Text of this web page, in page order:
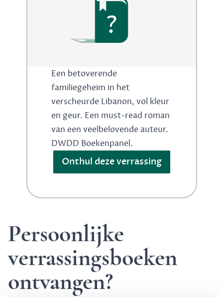
?
Een betoverende
familiegeheim in het
verscheurde Libanon, vol kleur
en geur. Een must-read roman
van een veelbelovende auteur.
DWDD Boekenpanel.
Onthul deze verrassing
Persoonlijke
verrassingsboeken
ontvangen?